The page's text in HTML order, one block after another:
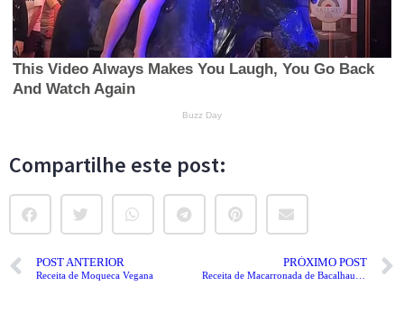
Compartilhe este post:
POST ANTERIOR
Receita de Moqueca Vegana
PRÓXIMO POST